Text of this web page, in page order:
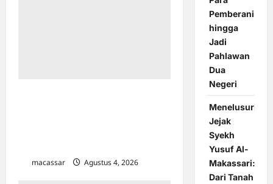
macassar Agustus 4, 2026
Pemberani
hingga
Jadi
Pahlawan
Dua
Negeri
Menelusuri
Jejak
Syekh
Yusuf Al-
Makassari:
Dari Tanah